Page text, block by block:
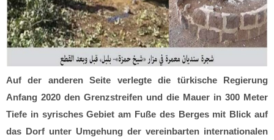
Auf der anderen Seite verlegte die türkische Regierung
Anfang 2020 den Grenzstreifen und die Mauer in 300 Meter
Tiefe in syrisches Gebiet am Fuße des Berges mit Blick auf
das Dorf unter Umgehung der vereinbarten internationalen